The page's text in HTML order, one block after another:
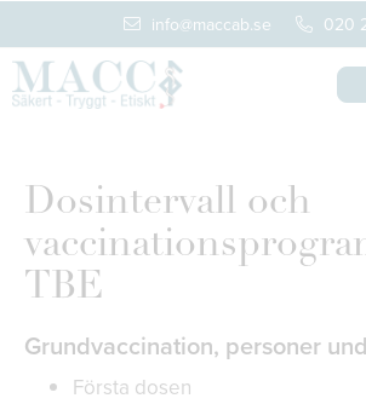
info@maccab.se 020
Dosintervall och
TBE
Grundvaccination, personer
Första dosen